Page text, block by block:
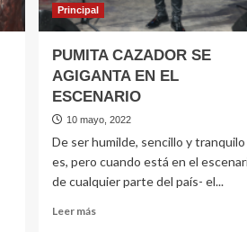
Principal
PUMITA CAZADOR SE
AGIGANTA EN EL
ESCENARIO
10 mayo, 2022
De ser humilde, sencillo y tranquilo
es, pero cuando está en el
de cualquier parte del país- el...
Leer másLeer